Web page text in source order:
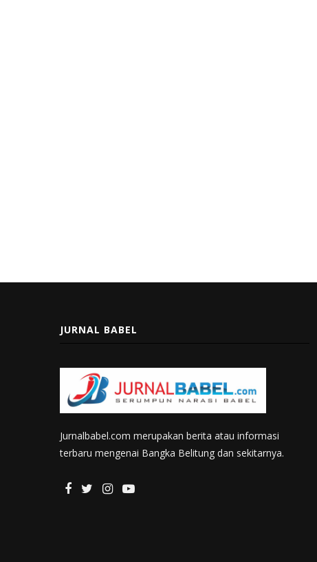
JURNAL BABEL
Jurnalbabel.com merupakan berita atau informasi
terbaru mengenai Bangka Belitung dan sekitarnya.